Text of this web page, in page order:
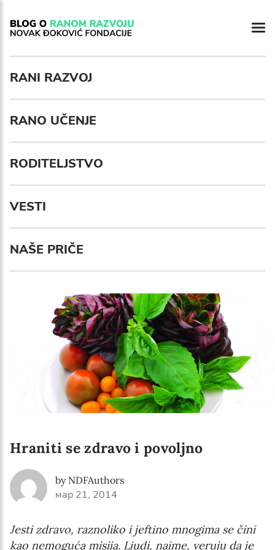
RANI RAZVOJ
RANO UČENJE
RODITELJSTVO
VESTI
NAŠE PRIČE
Hraniti se zdravo i povoljno
by NDFAuthors
мар 21, 2014
Jesti zdravo, raznoliko i jeftino mnogima se čini
kao nemoguća misija. Ljudi, naime, veruju da je